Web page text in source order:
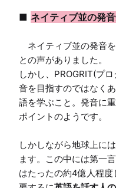
■ ネイティブ並の発
ネイティブ並の発音
との声がありました。
しかし、PROGRIT(プ
音を目指すのではなく
語を学ぶこと。発音に
ポイントのようです。
しかしながら地球上に
ます。この中には第一
はたったの約4億人程度